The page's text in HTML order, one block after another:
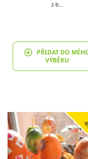
z b…
PŘIDAT DO
VÝBĚRU